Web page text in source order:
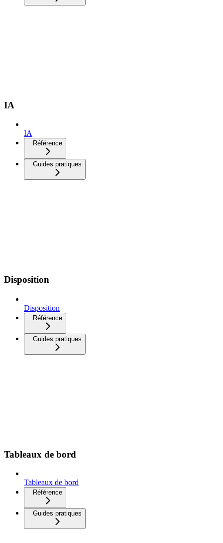
IA
IA
Référence
Guides pratiques
Disposition
Disposition
Référence
Guides pratiques
Tableaux de bord
Tableaux de bord
Référence
Guides pratiques